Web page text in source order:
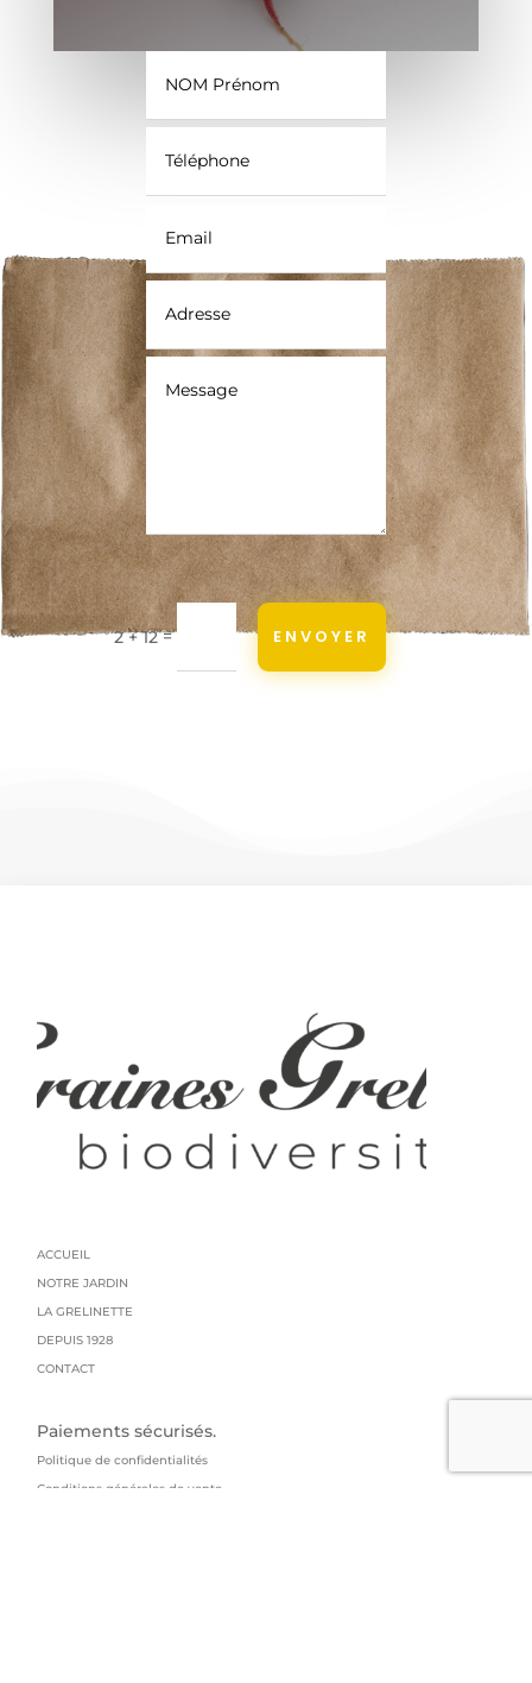
2 + 12= ENVOYER
ACCUEIL
NOTRE JARDIN
LA GRELINETTE
DEPUIS 1928
CONTACT
Paiements sécurisés.
Politique de confidentialités
Conditions générales de vente